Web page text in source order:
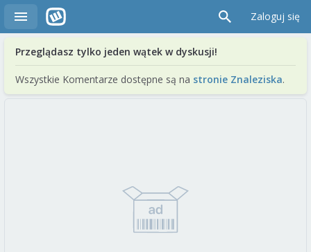
Zaloguj się
Przeglądasz tylko jeden wątek w dyskusji!
Wszystkie Komentarze dostępne są na stronie Znaleziska.